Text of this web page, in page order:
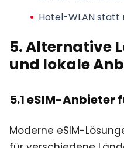
Hotel-WLAN statt
5. Alternative
und lokale
5.1 eSIM-Anbieter
Moderne eSIM-